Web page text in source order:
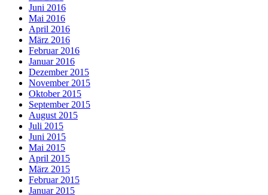
Juni 2016
Mai 2016
April 2016
März 2016
Februar 2016
Januar 2016
Dezember 2015
November 2015
Oktober 2015
September 2015
August 2015
Juli 2015
Juni 2015
Mai 2015
April 2015
März 2015
Februar 2015
Januar 2015